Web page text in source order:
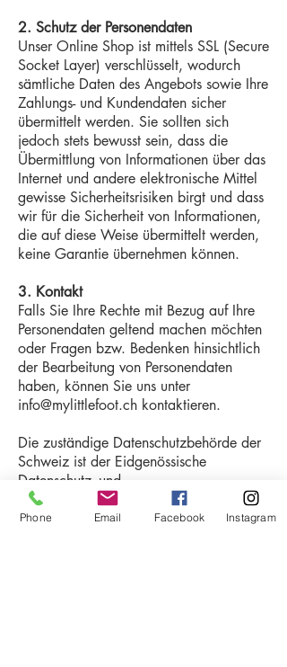
2. Schutz der Personendaten
Unser Online Shop ist mittels SSL (Secure
Socket Layer) verschlüsselt, wodurch
sämtliche Daten des Angebots sowie Ihre
Zahlungs- und Kundendaten sicher
übermittelt werden. Sie sollten sich
jedoch stets bewusst sein, dass die
Übermittlung von Informationen über das
Internet und andere elektronische Mittel
gewisse Sicherheitsrisiken birgt und dass
wir für die Sicherheit von Informationen,
die auf diese Weise übermittelt werden,
keine Garantie übernehmen können.
3. Kontakt
Falls Sie Ihre Rechte mit Bezug auf Ihre
Personendaten geltend machen möchten
oder Fragen bzw. Bedenken hinsichtlich
der Bearbeitung von Personendaten
haben, können Sie uns unter
info@mylittlefoot.ch kontaktieren.
Die zuständige Datenschutzbehörde der
Schweiz ist der Eidgenössische
Datenschutz- und
Öffentlichkeitsbeauftragte.
Phone Email Facebook Instagram